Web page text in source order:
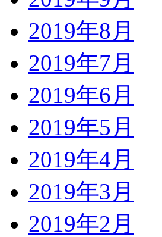
2019年8月
2019年7月
2019年6月
2019年5月
2019年4月
2019年3月
2019年2月